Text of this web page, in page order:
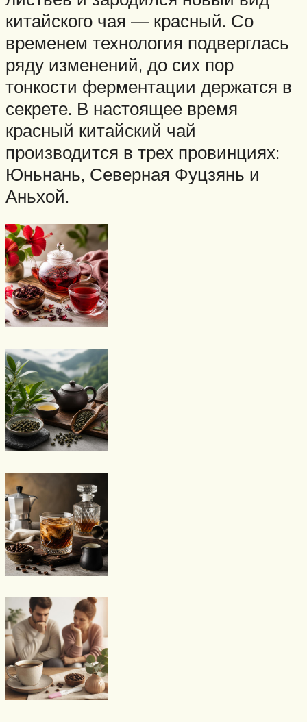
китайского чая — красный. Со
временем технология подверглась
ряду изменений, до сих пор
тонкости ферментации держатся в
секрете. В настоящее время
красный китайский чай
производится в трех провинциях:
Юньнань, Северная Фуцзянь и
Аньхой.